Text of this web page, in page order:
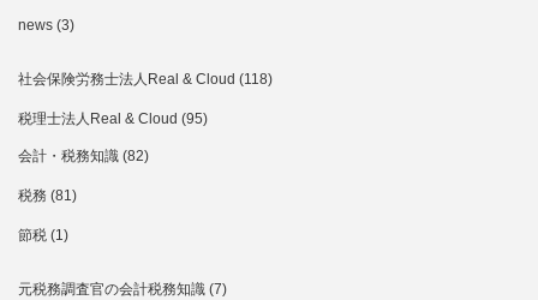
news (3)
社会保険労務士法人Real & Cloud (118)
税理士法人Real & Cloud (95)
会計・税務知識 (82)
税務 (81)
節税 (1)
元税務調査官の会計税務知識 (7)